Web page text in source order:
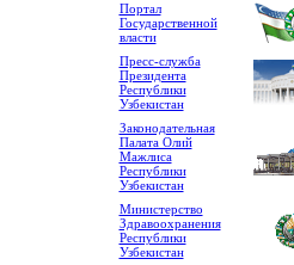
Портал
Государственной
власти
Пресс-служба
Президента
Республики
Узбекистан
Законодательная
Палата Олий
Мажлиса
Республики
Узбекистан
Министерство
Здравоохранения
Республики
Узбекистан